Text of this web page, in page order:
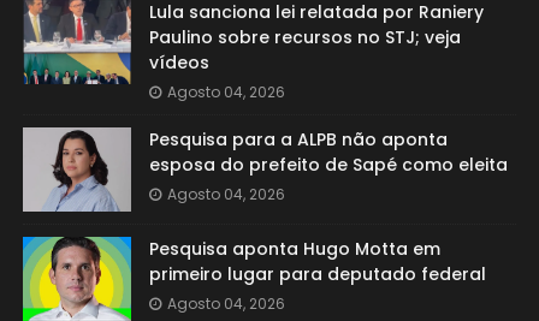
Lula sanciona lei relatada por Raniery
Paulino sobre recursos no STJ; veja
vídeos
Agosto 04, 2026
Pesquisa para a ALPB não aponta
esposa do prefeito de Sapé como eleita
Agosto 04, 2026
Pesquisa aponta Hugo Motta em
primeiro lugar para deputado federal
Agosto 04, 2026